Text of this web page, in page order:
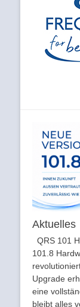
Aktuelles
QRS 101
101.8
Upgrade
eine
bleibt alles